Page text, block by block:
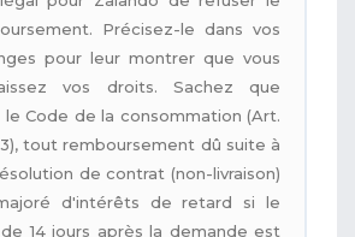
Précisez-le dans vos
pour leur montrer que vous
vos droits. Sachez que
le Code de la consommation (Art.
3), tout remboursement dû suite à
de contrat (non-livraison)
d'intérêts de retard si le
14 jours après la demande est